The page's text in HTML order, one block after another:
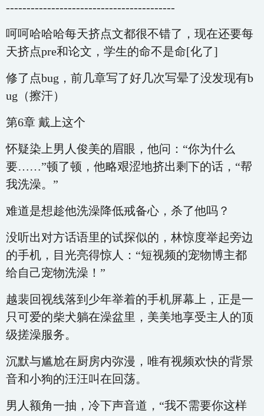
-----------------------------------------
呵呵哈哈哈每天挤点文都很不错了，现在还要每
天挤点pre和论文，学生的命不是命[化了]
修了点bug，前几章写了好几次写晕了没发现有b
ug（擦汗）
第6章 戴上这个
怀疑染上男人俊美的眉眼，他问：“你为什么
要……”顿了顿，他略艰涩地挤出剩下的话，“帮
我洗澡。”
难道是想趁他洗澡降低戒备心，杀了他吗？
没听出对方话语里的试探似的，林惊度举起旁边
的手机，目光亮得惊人：“短视频的宠物博主都
给自己宠物洗澡！”
越裴回视线落到少年举着的手机屏幕上，正是一
只可爱的柴犬躺在澡盆里，美美地享受主人的顶
级搓澡服务。
沉默与尴尬在厨房内弥漫，唯有视频欢快的背景
音和小狗的汪汪叫在回荡。
男人额角一抽，冷下声音道，“我不需要你这样